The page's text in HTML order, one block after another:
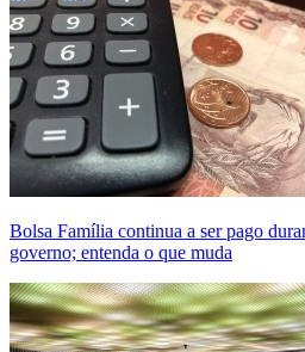
Bolsa Família continua a ser pago
governo; entenda o que muda